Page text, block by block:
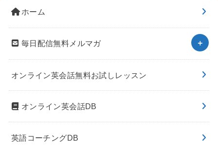
ホーム
毎日配信無料メルマガ
オンライン英会話無料お試しレッスン
オンライン英会話DB
英語コーチングDB